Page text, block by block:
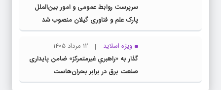
سرپرست روابط عمومی و امور بین‌الملل
پارک علم و فناوری گیلان منصوب شد
ویژه اسلاید
12 مرداد 1405
گذار به «راهبریِ غیرمتمرکز» ضامن پایداری
صنعت برق در برابر بحران‌هاست